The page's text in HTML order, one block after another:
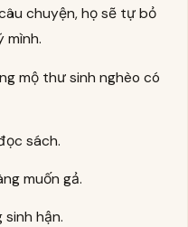
chuyện, họ sẽ tự bỏ
mình.
mộ thư sinh nghèo có
sách.
muốn gả.
sinh hận.